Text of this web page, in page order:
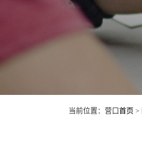
当前位置：营口首页 >